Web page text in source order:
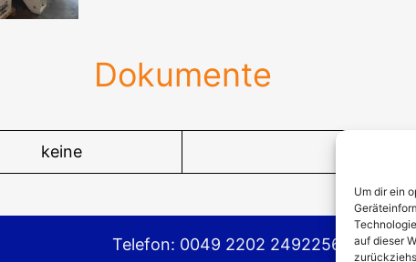
Um dir ein
auf dieser
Dokumente
keine
Telefon: 0049 2202 2492256